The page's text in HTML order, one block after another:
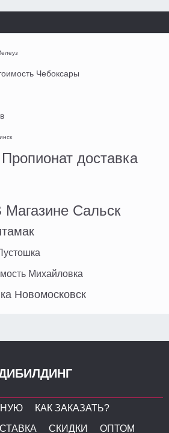
Чебоксары
доставка
Сальск
Михайловка
Новомосковск
КАК ЗАКАЗАТЬ?
СКИДКИ ОПТОМ